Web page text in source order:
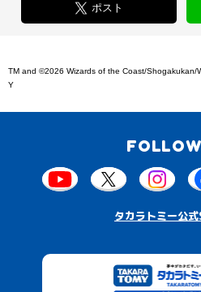
ポスト
TM and ©2026 Wizards of the Coast/Shogakukan/
Y
タカラトミー公